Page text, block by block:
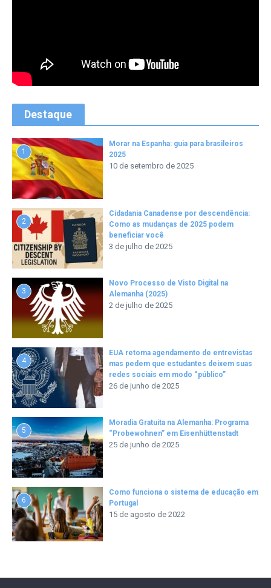
Destaque
1
Morar na Espanha: guia para brasileiros
2025
10 de setembro de 2025
2
Cidadania Canadense por descendência:
Como as mudanças de 2025 podem
beneficiar você
3 de julho de 2025
3
Novo Processo de Visto Digital na
Alemanha (2025)
2 de julho de 2025
4
EUA retoma agendamento de entrevistas
mas pedem que estudantes deixem suas
redes sociais em modo “público”
26 de junho de 2025
5
Moradia Gratuita na Alemanha: Programa
“Probewohnen” em Eisenhüttenstadt
25 de junho de 2025
6
Como funciona o sistema de educação em
Portugal
15 de agosto de 2022